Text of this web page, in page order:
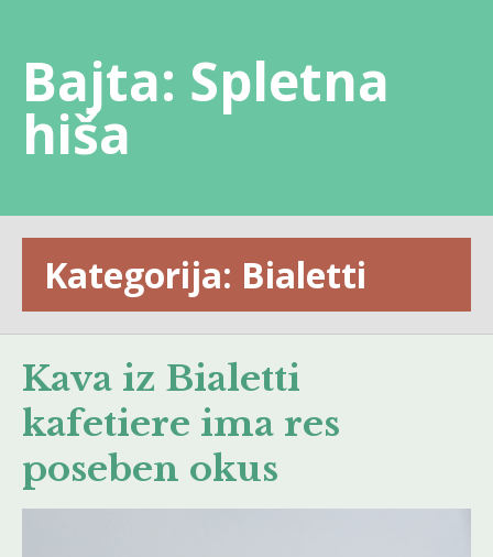
content
Bajta: Spletna
hiša
Kategorija: Bialetti
Kava iz Bialetti
kafetiere ima res
poseben okus